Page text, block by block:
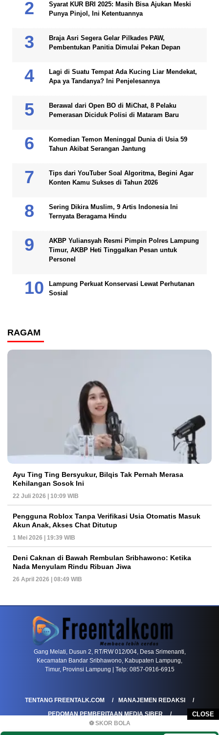
CLOSE
⚽ SKOR BOLA
Syarat KUR BRI 2025: Masih Bisa Ajukan Meski
Punya Pinjol, Ini Ketentuannya
Braja Asri Segera Gelar Pilkades PAW,
Pembentukan Panitia Dimulai Pekan Depan
Lagi di Suatu Tempat Ada Kucing Liar Mendekat,
Apa ya Tandanya? Ini Penjelesannya
Berawal dari Open BO di MiChat, 8 Pelaku
Pemerasan Diciduk Polisi di Mataram Baru
Komedian Temon Meninggal Dunia di Usia 59
Tahun Akibat Serangan Jantung
Tips dari YouTuber Soal Algoritma, Begini Agar
Konten Kamu Sukses di Tahun 2026
Sering Dikira Muslim, 9 Artis Indonesia Ini
Ternyata Beragama Hindu
AKBP Yuliansyah Resmi Pimpin Polres Lampung
Timur, AKBP Heti Tinggalkan Pesan untuk
Personel
Lampung Perkuat Konservasi Lewat Perhutanan
Sosial
RAGAM
Ayu Ting Ting Bersyukur, Bilqis Tak Pernah Merasa
Kehilangan Sosok Ini
22 Juli 2026 | 10:09 WIB
Pengguna Roblox Tanpa Verifikasi Usia Otomatis Masuk
Akun Anak, Akses Chat Ditutup
1 Mei 2026 | 19:39 WIB
Deni Caknan di Bawah Rembulan Sribhawono: Ketika
Nada Menyulam Rindu Ribuan Jiwa
26 April 2026 | 08:49 WIB
Gang Melati, Dusun 2, RT/RW 012/004, Desa Srimenanti,
Kecamatan Bandar Sribhawono, Kabupaten Lampung,
Timur, Provinsi Lampung | Telp: 0857-0916-6915
TENTANG FREENTALK.COM
MANAJEMEN REDAKSI
PEDOMAN PEMBERITAAN MEDIA SIBER
PEDOMAN PEMBERITAAN RAMAH ANAK